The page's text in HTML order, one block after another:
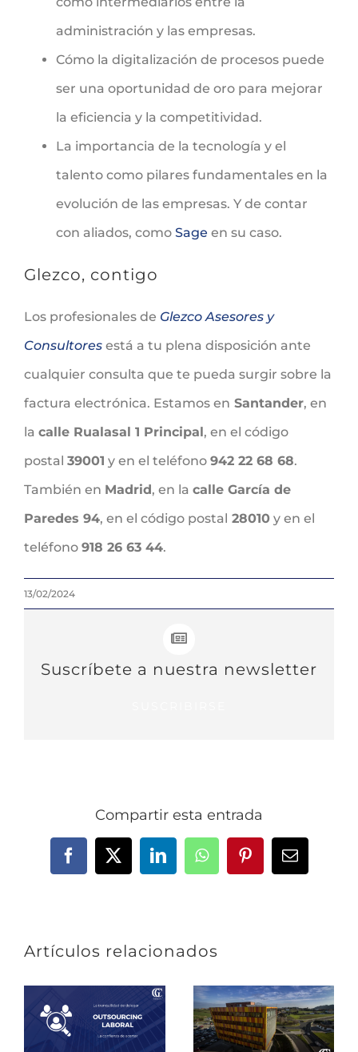
administración y las empresas.
Cómo la digitalización de procesos puede
ser una oportunidad de oro para mejorar
la eficiencia y la competitividad.
La importancia de la tecnología y el
talento como pilares fundamentales en la
evolución de las empresas. Y de contar
con aliados, como Sage en su caso.
Glezco, contigo
Los profesionales de Glezco Asesores y
Consultores está a tu plena disposición ante
cualquier consulta que te pueda surgir sobre la
factura electrónica. Estamos en Santander, en
la calle Rualasal 1 Principal, en el código
postal 39001 y en el teléfono 942 22 68 68.
También en Madrid, en la calle García de
Paredes 94, en el código postal 28010 y en el
teléfono 918 26 63 44.
13/02/2024
Suscríbete a nuestra newsletter
Compartir esta entrada
Facebook
X LinkedInWhatsAppPinterestCorreo
Artículos relacionados